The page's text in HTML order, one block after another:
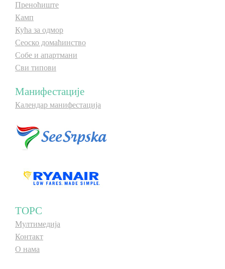
Преноћиште
Камп
Кућа за одмор
Сеоско домаћинство
Собе и апартмани
Сви типови
Манифестације
Календар манифестација
ТОРС
Мултимедија
Контакт
О нама